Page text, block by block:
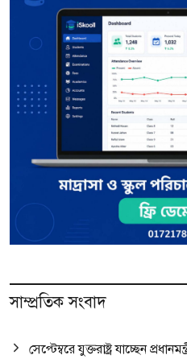
সাম্প্রতিক সংবাদ
সেপ্টেম্বরে যুক্তরাষ্ট্র যাচ্ছেন